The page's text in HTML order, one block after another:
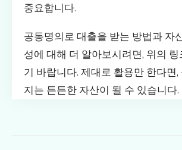
중요합니다.
공동명의로 대출을 받는 방법과 자
성에 대해 더 알아보시려면, 위의
기 바랍니다. 제대로 활용만 한다면
지는 든든한 자산이 될 수 있습니다.